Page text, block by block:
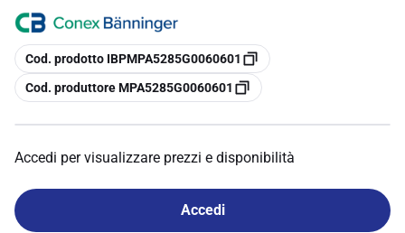
copia
Cod. prodotto IBPMPA5285G0060601
copia
Cod. produttore MPA5285G0060601
Accedi per visualizzare prezzi e disponibilità
Accedi